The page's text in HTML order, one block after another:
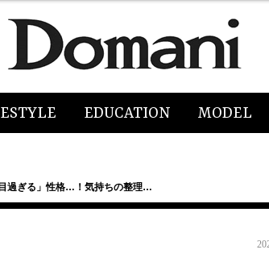
EDUCATION MODEL
過ぎる」性格…！気持ちの整理…